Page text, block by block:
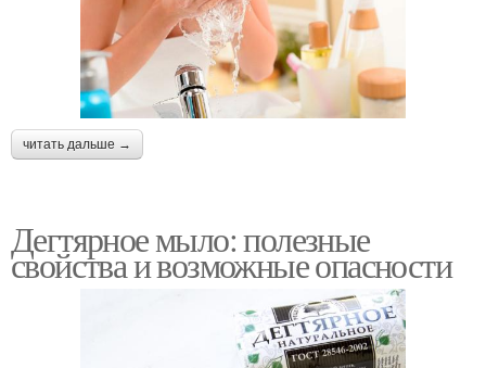
читать дальше →
Дегтярное мыло: полезные
свойства и возможные опасности